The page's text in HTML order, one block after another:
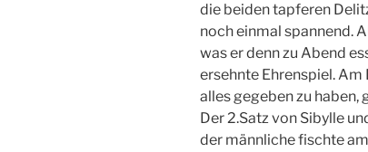
die beiden tapferen
noch einmal spannend.
was er denn zu Abend
ersehnte Ehrenspiel.
alles gegeben zu haben,
Der 2.Satz von Sibylle
der männliche fischte